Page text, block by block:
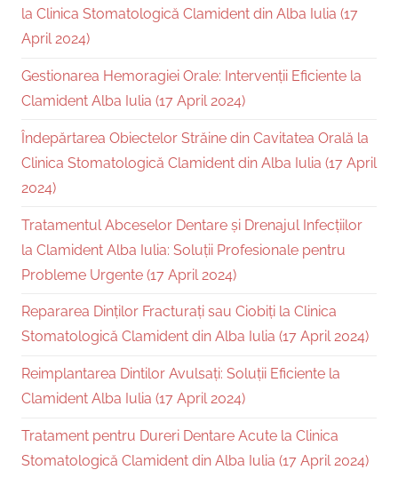
la Clinica Stomatologică Clamident din Alba Iulia (17
April 2024)
Gestionarea Hemoragiei Orale: Intervenții Eficiente la
Clamident Alba Iulia (17 April 2024)
Îndepărtarea Obiectelor Străine din Cavitatea Orală la
Clinica Stomatologică Clamident din Alba Iulia (17 April
2024)
Tratamentul Abceselor Dentare și Drenajul Infecțiilor
la Clamident Alba Iulia: Soluții Profesionale pentru
Probleme Urgente (17 April 2024)
Repararea Dinților Fracturați sau Ciobiți la Clinica
Stomatologică Clamident din Alba Iulia (17 April 2024)
Reimplantarea Dintilor Avulsați: Soluții Eficiente la
Clamident Alba Iulia (17 April 2024)
Tratament pentru Dureri Dentare Acute la Clinica
Stomatologică Clamident din Alba Iulia (17 April 2024)